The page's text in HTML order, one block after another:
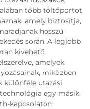
több töltőportot
amely biztosítja,
hosszú
során. A legjobb
kivehető
amelyek
miközben
különféle utazási
egy másik
kapcsolaton